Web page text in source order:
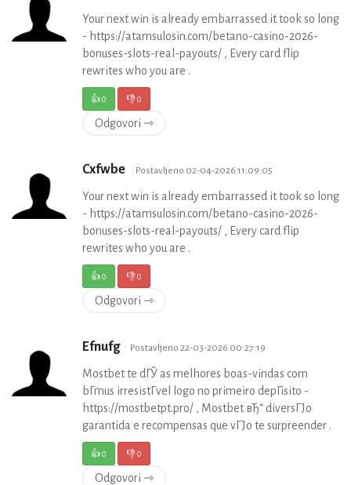
Your next win is already embarrassed it took so long
- https://atamsulosin.com/betano-casino-2026-
bonuses-slots-real-payouts/ , Every card flip
rewrites who you are .
👍0 👎0
Odgovori ⇾
Cxfwbe Postavljeno 02-04-2026 11:09:05
Your next win is already embarrassed it took so long
- https://atamsulosin.com/betano-casino-2026-
bonuses-slots-real-payouts/ , Every card flip
rewrites who you are .
👍0 👎0
Odgovori ⇾
Efnufg Postavljeno 22-03-2026 00:27:19
Mostbet te dГЎ as melhores boas-vindas com
bГґnus irresistГ­vel logo no primeiro depГіsito -
https://mostbetpt.pro/ , Mostbet вЂ“ diversГЈo
garantida e recompensas que vГЈo te surpreender .
👍0 👎0
Odgovori ⇾